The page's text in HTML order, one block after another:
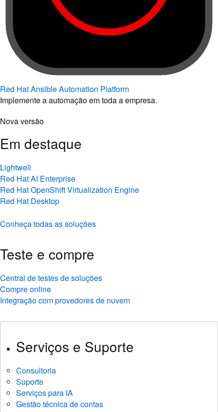
Red Hat Ansible Automation Platform
Implemente a automação em toda a empresa.
Nova versão
Em destaque
Lightwell
Red Hat AI Enterprise
Red Hat OpenShift Virtualization Engine
Red Hat Desktop
Conheça todas as soluções
Teste e compre
Central de testes de soluções
Compre online
Integração com provedores de nuvem
Serviços e Suporte
Consultoria
Suporte
Serviços para IA
Gestão técnica de contas